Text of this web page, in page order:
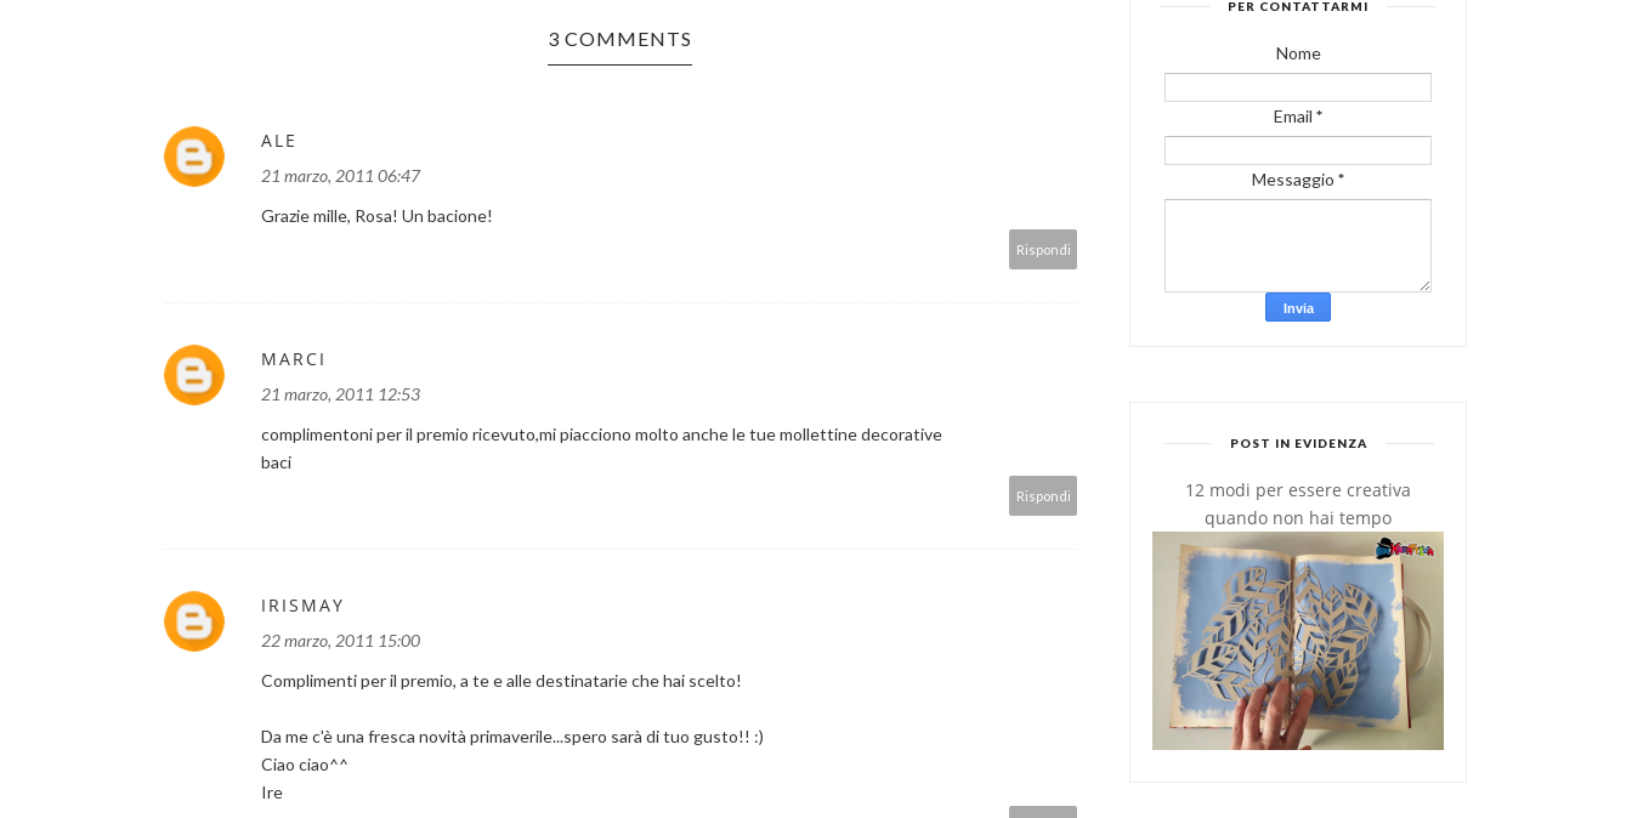
3 COMMENTS
ALE
21 marzo, 2011 06:47
Grazie mille, Rosa! Un bacione!
Rispondi
MARCI
21 marzo, 2011 12:53
complimentoni per il premio ricevuto,mi piacciono molto anche le tue mollettine decorative
baci
Rispondi
IRISMAY
22 marzo, 2011 15:00
Complimenti per il premio, a te e alle destinatarie che hai scelto!
Da me c'è una fresca novità primaverile...spero sarà di tuo gusto!! :)
Ciao ciao^^
Ire
PER CONTATTARMI
Nome
Email*
Messaggio*
POST IN EVIDENZA
12 modi per essere creativa
quando non hai tempo